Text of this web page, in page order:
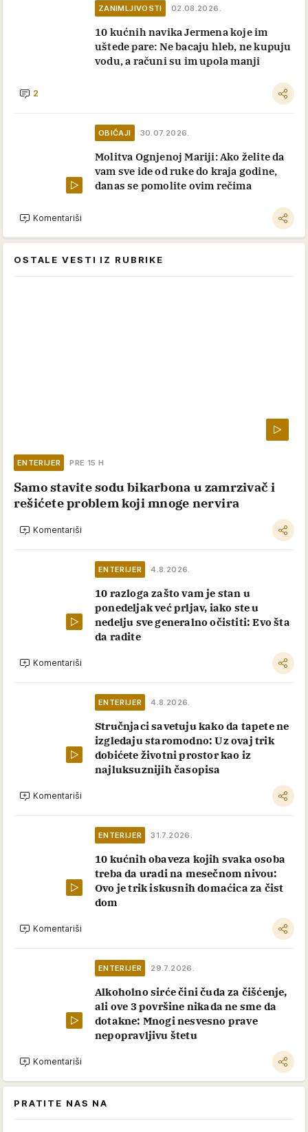
ZANIMLJIVOSTI 02.08.2026.
10 kućnih navika Jermena koje im
uštede pare: Ne bacaju hleb, ne kupuju
vodu, a računi su im upola manji
2
OBIČAJI 30.07.2026.
Molitva Ognjenoj Mariji: Ako želite da
vam sve ide od ruke do kraja godine,
danas se pomolite ovim rečima
Komentariši
OSTALE VESTI IZ RUBRIKE
ENTERIJER PRE 15 H
Samo stavite sodu bikarbona u zamrzivač i
rešićete problem koji mnoge nervira
Komentariši
ENTERIJER 4.8.2026.
10 razloga zašto vam je stan u
ponedeljak već prljav, iako ste u
nedelju sve generalno očistiti: Evo šta
da radite
Komentariši
ENTERIJER 4.8.2026.
Stručnjaci savetuju kako da tapete ne
izgledaju staromodno: Uz ovaj trik
dobićete životni prostor kao iz
najluksuznijih časopisa
Komentariši
ENTERIJER 31.7.2026.
10 kućnih obaveza kojih svaka osoba
treba da uradi na mesečnom nivou:
Ovo je trik iskusnih domaćica za čist
dom
Komentariši
ENTERIJER 29.7.2026.
Alkoholno sirće čini čuda za čišćenje,
ali ove 3 površine nikada ne sme da
dotakne: Mnogi nesvesno prave
nepopravljivu štetu
Komentariši
PRATITE NAS NA